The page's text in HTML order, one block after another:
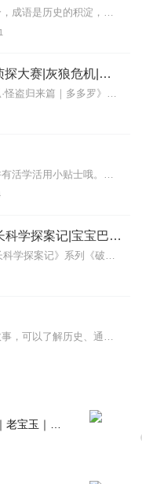
别喜欢听
好好
成语故事是我国历史的一部分，成语是历史的积淀，每一个成语的背后都有一个含义深远的故事，是我国几千年以来人民智慧的结晶。其特点是深刻隽永，言简意赅。阅读成语故事，...
神探迈克狐· 千面怪盗|侦探大赛|灰狼危机|多多罗
新专辑点击收听《神探迈克狐·怪盗归来篇｜多多罗》！！！>>>点击进入主播橱窗购买《神探迈克狐》系列图书吧!<<<多多罗故事【点击前往】收听多多罗其他好玩有趣的故...
杜老师每天分享成语故事，并有活学活用小贴士哦。以下成语故事，你听过吗？拔苗助长，画龙点睛，狐假虎威，画蛇添足熟能生巧，水滴石穿买椟还珠囫囵吞枣杯弓蛇影。班门弄斧...
破坏者联盟篇2·猴子警长科学探案记|宝宝巴士故事
【适听年龄】7岁+《猴子警长科学探案记》系列《破坏者联盟篇1·猴子警长科学探案记》>>>《破坏者联盟篇2·猴子警长科学探案记》>>>《破坏者联盟篇3·猴子警长科...
成语是历史的积淀。听成语故事，可以了解历史、通达事理、学习知识、积累优美的语言素材。向小朋友们推荐“和好朋友一起记成语，走进中国文化”活...